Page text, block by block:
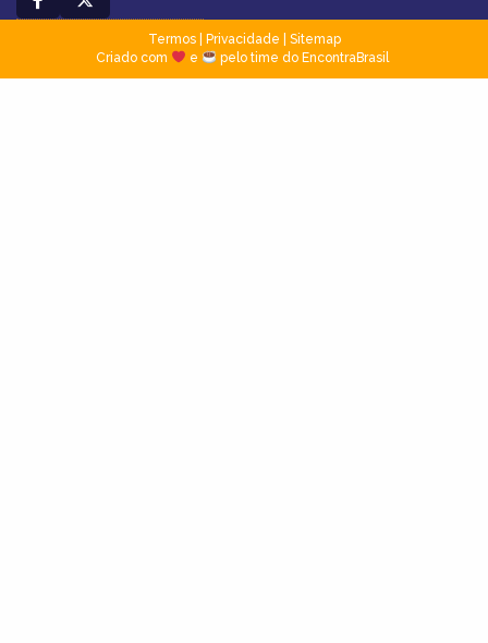
Termos| Privacidade
Sitemap
Criado com
e pelo time do EncontraBrasil